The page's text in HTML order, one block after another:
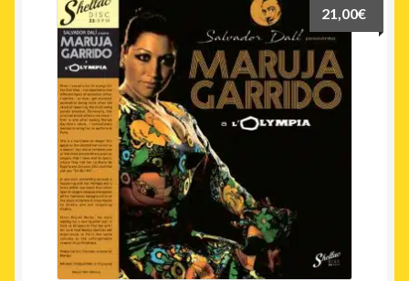
21,00€